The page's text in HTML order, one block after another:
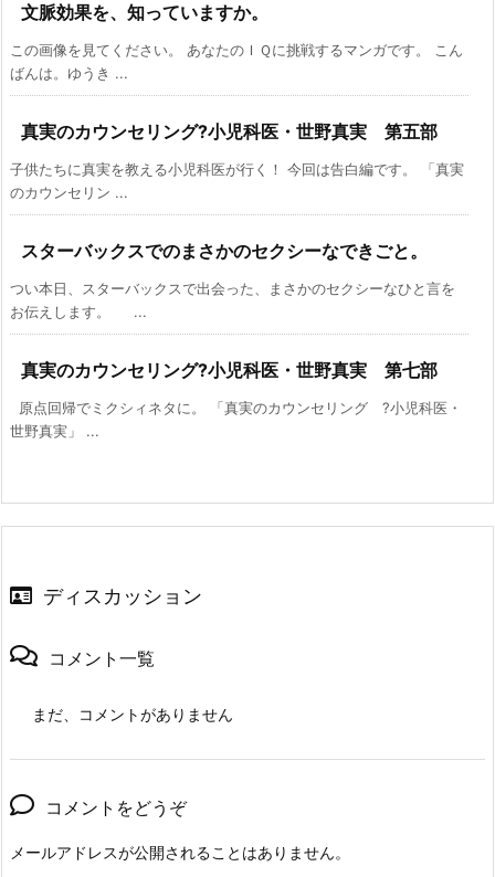
文脈効果を、知っていますか。
この画像を見てください。 あなたのＩＱに挑戦するマンガです。 こん
ばんは。ゆうき ...
真実のカウンセリング?小児科医・世野真実 第五部
子供たちに真実を教える小児科医が行く！ 今回は告白編です。 「真実
のカウンセリン ...
スターバックスでのまさかのセクシーなできごと。
つい本日、スターバックスで出会った、まさかのセクシーなひと言を
お伝えします。 ...
真実のカウンセリング?小児科医・世野真実 第七部
原点回帰でミクシィネタに。 「真実のカウンセリング ?小児科医・
世野真実」 ...
ディスカッション
コメント一覧
まだ、コメントがありません
コメントをどうぞ
メールアドレスが公開されることはありません。